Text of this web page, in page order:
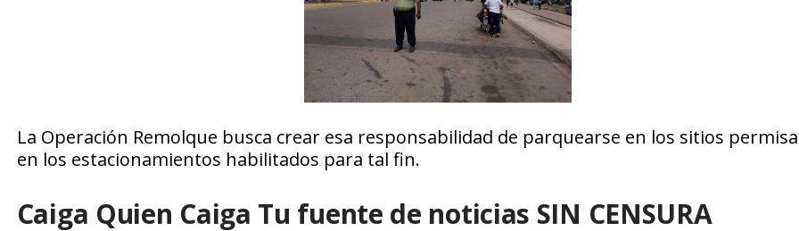
La Operación Remolque busca crear esa responsabilidad de parquearse en los sitios
en los estacionamientos habilitados para tal fin.
Caiga Quien Caiga Tu fuente de noticias SIN CENSURA